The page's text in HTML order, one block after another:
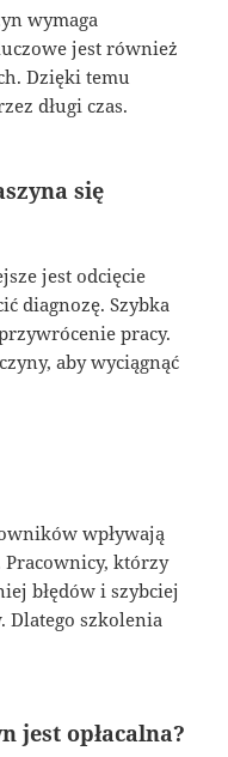
wymaga
jest również
Dzięki temu
długi czas.
się
jest odcięcie
diagnozę. Szybka
pracy.
aby wyciągnąć
wpływają
Pracownicy, którzy
błędów i szybciej
Dlatego szkolenia
jest opłacalna?